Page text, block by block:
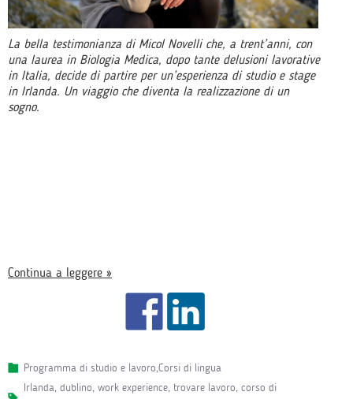
La bella testimonianza di Micol Novelli che, a trent’anni, con
una laurea in Biologia Medica, dopo tante delusioni lavorative
in Italia, decide di partire per un’esperienza di studio e stage
in Irlanda. Un viaggio che diventa la realizzazione di un
sogno.
Continua a leggere »
Programma di studio e lavoro,Corsi di lingua
irlanda, dublino, work experience, trovare lavoro, corso di